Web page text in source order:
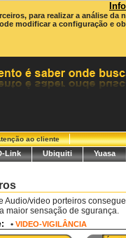
para realizar a análise
modificar a configuração e
ao cliente
Link Ubiquiti Yuasa
Audio/video porteiros
maior sensação de sgurança.
• VIDEO-VIGILÂNCIA